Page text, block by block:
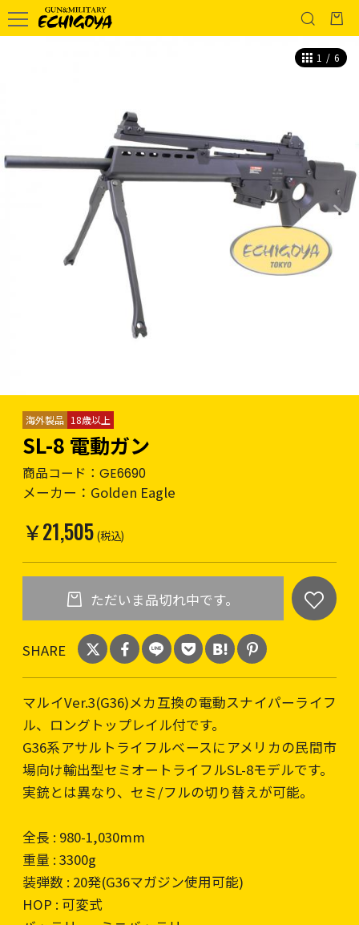
1 / 6
海外製品 18歳以上
SL-8 電動ガン
商品コード： GE6690
メーカー： Golden Eagle
￥21,505 (税込)
ただいま品切れ中です。
SHARE
マルイVer.3(G36)メカ互換の電動スナイパーライフ
ル、ロングトップレイル付です。
G36系アサルトライフルベースにアメリカの民間市
場向け輸出型セミオートライフルSL-8モデルです。
実銃とは異なり、セミ/フルの切り替えが可能。
全長 : 980-1,030mm
重量 : 3300g
装弾数 : 20発(G36マガジン使用可能)
HOP : 可変式